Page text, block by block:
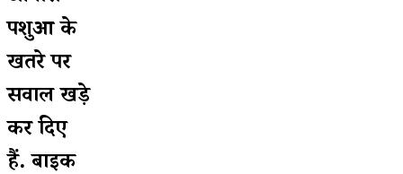
पशुओं के
खतरे पर
सवाल खड़े
कर दिए
हैं. बाइक